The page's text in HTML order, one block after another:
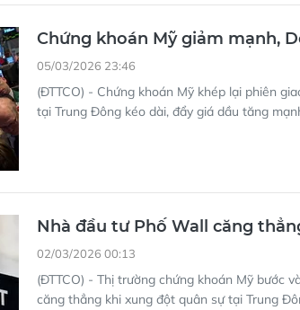
Chứng khoán Mỹ giảm mạnh,
05/03/2026 23:46
(ĐTTCO) - Chứng khoán Mỹ khép lại phiên
tại Trung Đông kéo dài, đẩy giá dầu tăng
Nhà đầu tư Phố Wall căng
02/03/2026 00:13
(ĐTTCO) - Thị trường chứng khoán Mỹ bước
căng thẳng khi xung đột quân sự tại Trung